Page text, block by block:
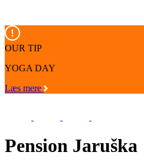
OUR TIP
YOGA DAY
Læs mere
Pension Jaruška